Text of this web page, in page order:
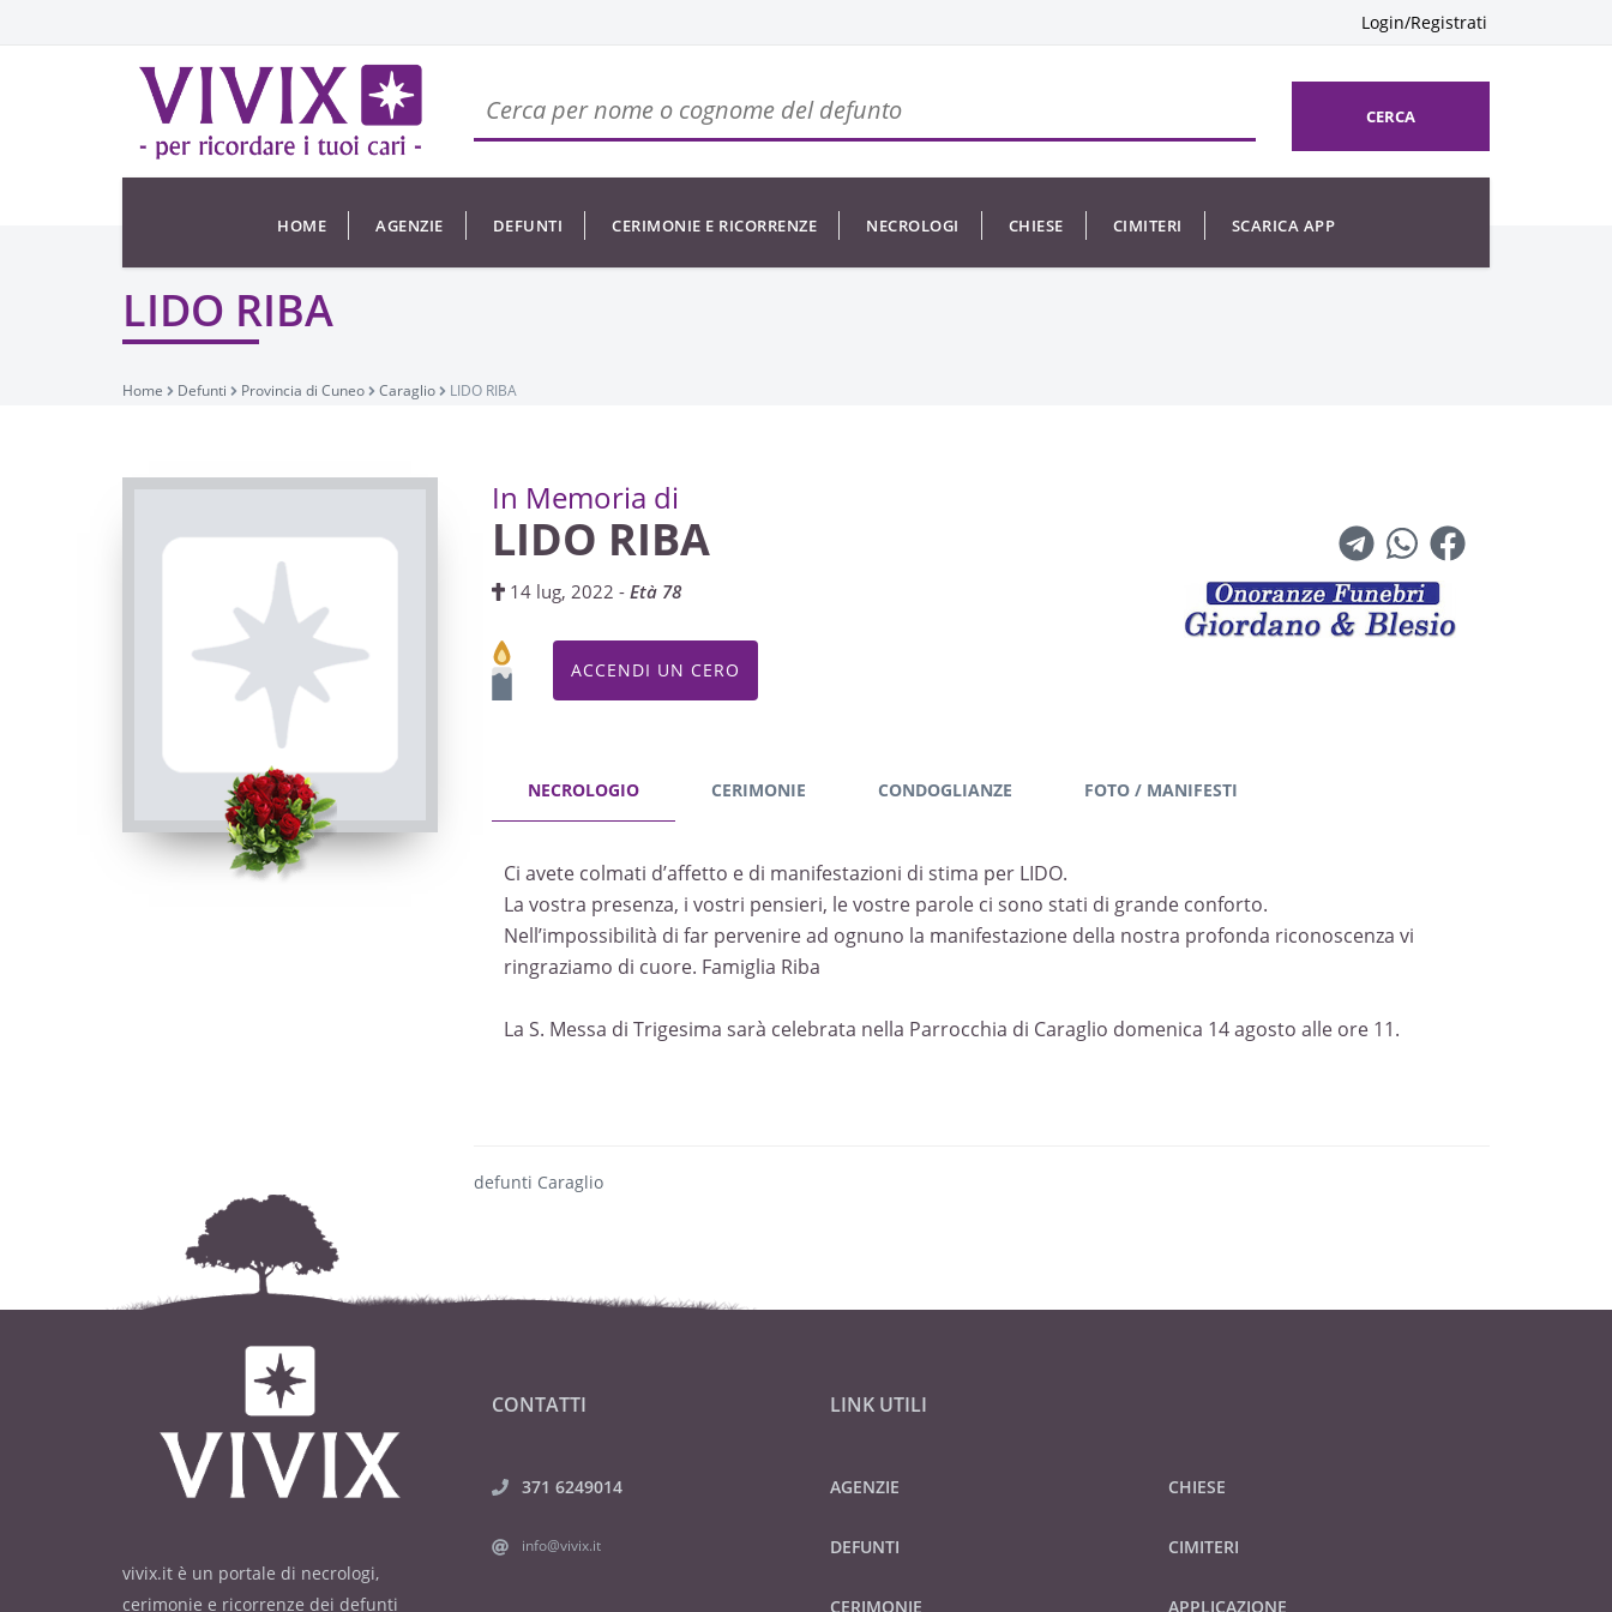
Login/Registrati
CERCA
HOME AGENZIE DEFUNTI CERIMONIE E RICORRENZE NECROLOGI CHIESE CIMITERI SCARICA APP
LIDO RIBA
Home Defunti Provincia di Cuneo Caraglio LIDO RIBA
In Memoria di
LIDO RIBA
14 lug, 2022 - Età 78
ACCENDI UN CERO
NECROLOGIO CERIMONIE CONDOGLIANZE FOTO / MANIFESTI
Ci avete colmati d’affetto e di manifestazioni di stima per LIDO.
La vostra presenza, i vostri pensieri, le vostre parole ci sono stati di grande conforto.
Nell’impossibilità di far pervenire ad ognuno la manifestazione della nostra profonda riconoscenza vi
ringraziamo di cuore. Famiglia Riba
La S. Messa di Trigesima sarà celebrata nella Parrocchia di Caraglio domenica 14 agosto alle ore 11.
defunti Caraglio
vivix.it è un portale di necrologi,
cerimonie e ricorrenze dei defunti
CONTATTI
371 6249014
info@vivix.it
LINK UTILI
AGENZIE
DEFUNTI
CERIMONIE
CHIESE
CIMITERI
APPLICAZIONE